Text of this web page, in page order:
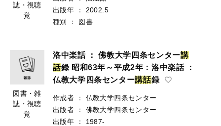
誌・視聴
覚
出版年
：
2002.5
種別
： 図書
図書・雑
誌・視聴
覚
洛中楽話 ： 佛教大学四条センター講
話録 昭和63年～平成2年：洛中楽話 ：
仏教大学四条センター講話録
作成者 ：
仏教大学四条センター
出版者
：
佛教大学四条センター
出版年
：
1987-